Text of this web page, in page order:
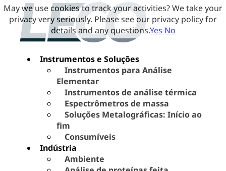
Instrumentos e Soluções
Instrumentos para Análise
Elementar
Instrumentos de análise térmica
Espectrômetros de massa
Soluções Metalográficas: Início ao
fim
Consumíveis
Indústria
Ambiente
May we use cookies to track your activities? We take your
privacy very seriously. Please see our privacy policy for
details and any questions.Yes No